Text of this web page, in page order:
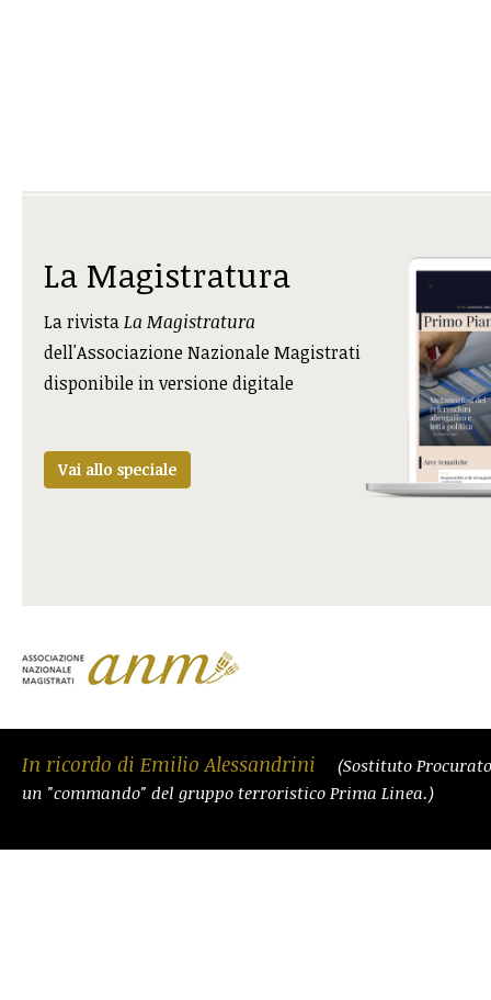
La Magistratura
La rivistaLa Magistratura
dell'Associazione Nazionale Magistrati
disponibile in versione digitale
Vai allo speciale
In ricordo di Emilio Alessandrini
(Sostituto
un "commando" del gruppo terroristico Prima Linea.)